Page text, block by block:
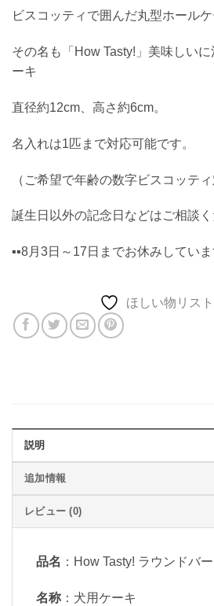
ビスコッティで囲んだ丸型ホールケ
その名も「How Tasty!」美味しい
ーキ
直径約12cm、高さ約6cm。
名入れは1匹まで対応可能です。
（ご希望で年齢の数字ビスコッティ
誕生日以外の記念日などはご相談く
▪️▪️8月3日～17日までお休みしていま
ほしい物リス
説明
追加情報
レビュー (0)
品名 ：How Tasty! ラウンドバ
名称 ：犬用ケーキ